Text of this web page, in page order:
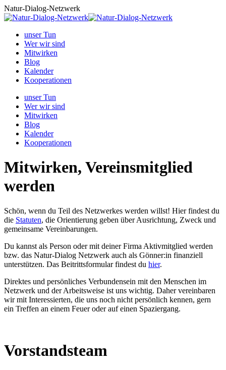
Zum
Inhalt
Natur-Dialog-Netzwerk
unser Tun
Wer wir sind
Mitwirken
Blog
Kalender
Kooperationen
unser Tun
Wer wir sind
Mitwirken
Blog
Kalender
Kooperationen
Mitwirken, Vereinsmitglied
werden
Schön, wenn du Teil des Netzwerkes werden willst! Hier findest du
die Statuten, die Orientierung geben über Ausrichtung, Zweck und
gemeinsame Vereinbarungen.
Du kannst als Person oder mit deiner Firma Aktivmitglied werden
bzw. das Natur-Dialog Netzwerk auch als Gönner:in finanziell
unterstützen. Das Beitrittsformular findest du hier.
Direktes und persönliches Verbundensein mit den Menschen im
Netzwerk und der Arbeitsweise ist uns wichtig. Daher vereinbaren
wir mit Interessierten, die uns noch nicht persönlich kennen, gern
ein Treffen an einem Feuer oder auf einen Spaziergang.
Vorstandsteam